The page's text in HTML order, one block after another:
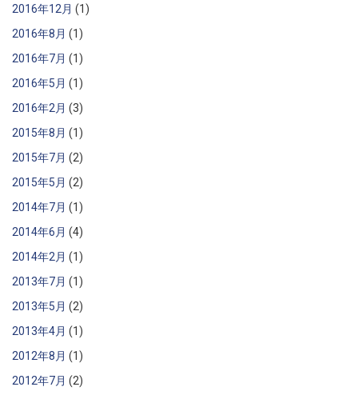
2016年12月 (1)
2016年8月 (1)
2016年7月 (1)
2016年5月 (1)
2016年2月 (3)
2015年8月 (1)
2015年7月 (2)
2015年5月 (2)
2014年7月 (1)
2014年6月 (4)
2014年2月 (1)
2013年7月 (1)
2013年5月 (2)
2013年4月 (1)
2012年8月 (1)
2012年7月 (2)